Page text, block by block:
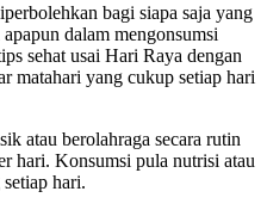
bagi siapa saja yang
dalam mengonsumsi
sehat usai Hari Raya dengan
matahari yang cukup setiap hari
atau berolahraga secara rutin
hari. Konsumsi pula nutrisi atau
hari.